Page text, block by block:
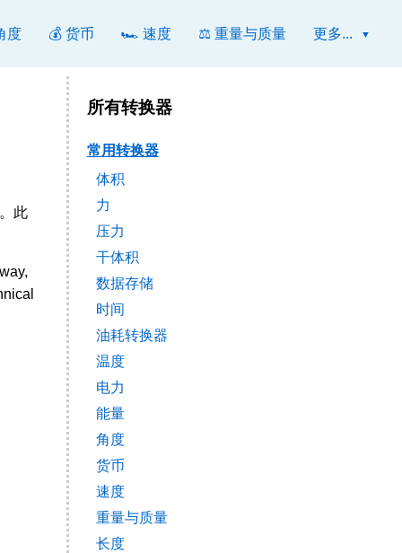
度 💰 货币 🏎️ 速度 ⚖️ 重量与质量 更多...
此
所有转换器
常用转换器
体积
力
压力
干体积
数据存储
时间
油耗转换器
温度
电力
能量
角度
货币
速度
重量与质量
长度